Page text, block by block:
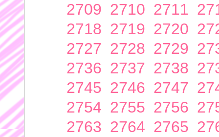
2709 2710 2711
2718 2719 2720
2727 2728 2729
2736 2737 2738
2745 2746 2747
2754 2755 2756
2763 2764 2765